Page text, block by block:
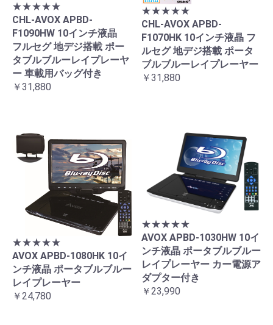
★★★★★
CHL-AVOX APBD-
F1090HW 10インチ液晶
フルセグ 地デジ搭載 ポー
タブルブルーレイプレーヤ
ー 車載用バッグ付き
￥31,880
★★★★★
CHL-AVOX APBD-
F1070HK 10インチ液晶 フ
ルセグ 地デジ搭載 ポータ
ブルブルーレイプレーヤー
￥31,880
★★★★★
AVOX APBD-1080HK 10イ
ンチ液晶 ポータブルブルー
レイプレーヤー
￥24,780
★★★★★
AVOX APBD-1030HW 10イ
ンチ液晶 ポータブルブルー
レイプレーヤー カー電源ア
ダプター付き
￥23,990